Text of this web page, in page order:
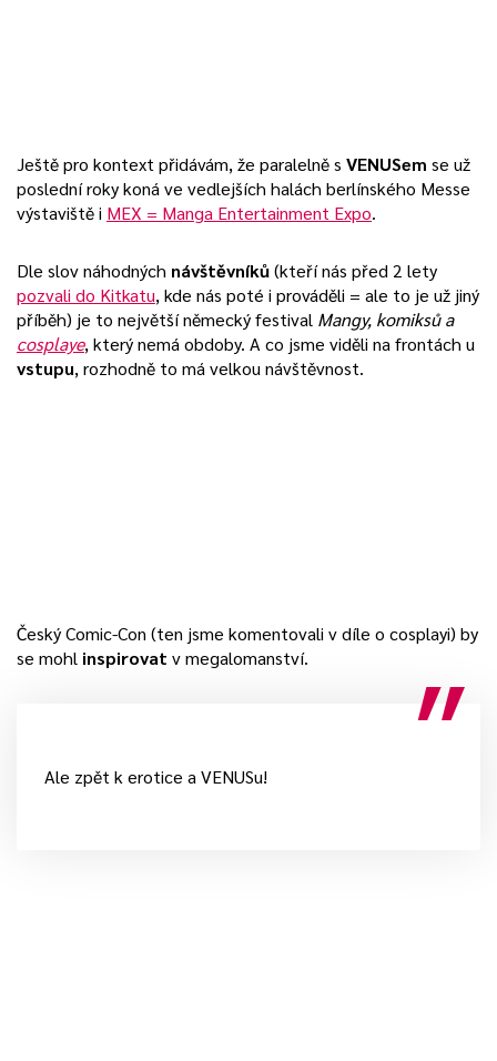
Ještě pro kontext přidávám, že paralelně s VENUSem se už
poslední roky koná ve vedlejších halách berlínského Messe
výstaviště i MEX = Manga Entertainment Expo.
Dle slov náhodných návštěvníků(kteří nás před 2 lety
pozvali do Kitkatu, kde nás poté i prováděli = ale to je už jiný
příběh) je to největší německý festival Mangy, komiksů a
cosplaye, který nemá obdoby. A co jsme viděli na frontách u
vstupu, rozhodně to má velkou návštěvnost.
Český Comic-Con (ten jsme komentovali v díle o cosplayi) by
se mohl inspirovat v megalomanství.
Ale zpět k erotice a VENUSu!